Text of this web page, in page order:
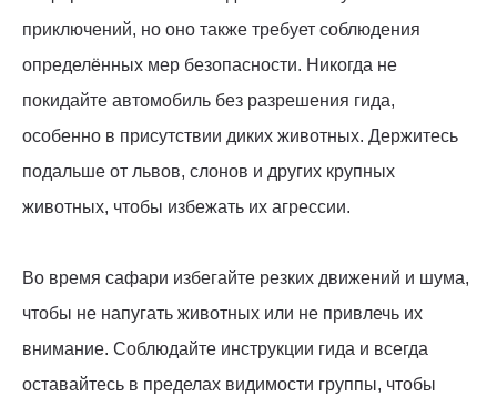
приключений, но оно также требует соблюдения
определённых мер безопасности. Никогда не
покидайте автомобиль без разрешения гида,
особенно в присутствии диких животных. Держитесь
подальше от львов, слонов и других крупных
животных, чтобы избежать их агрессии.
Во время сафари избегайте резких движений и шума,
чтобы не напугать животных или не привлечь их
внимание. Соблюдайте инструкции гида и всегда
оставайтесь в пределах видимости группы, чтобы